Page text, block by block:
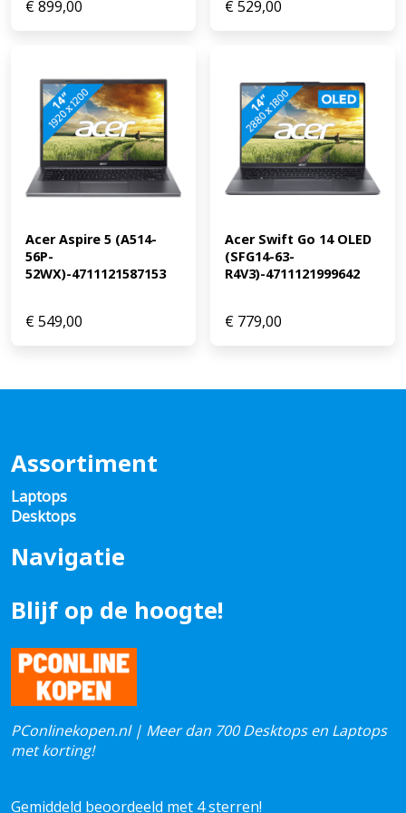
€899,00 €529,00
Acer Aspire 5 (A514-
56P-
52WX)-4711121587153
€549,00
Acer Swift Go 14 OLED
(SFG14-63-
R4V3)-4711121999642
€ 779,00
Assortiment
Laptops
Desktops
Navigatie
Blijf op de hoogte!
PConlinekopen.nl | Meer dan 700 Desktops en Laptops
met korting!
Gemiddeld beoordeeld met 4 sterren!